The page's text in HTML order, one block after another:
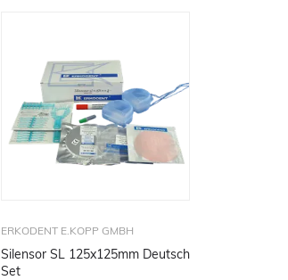
ERKODENT E.KOPP GMBH
Silensor SL 125x125mm Deutsch
Set